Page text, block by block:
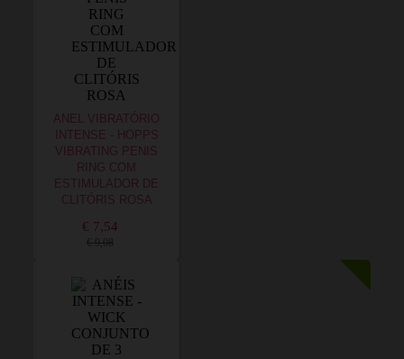
ANEL VIBRATÓRIO
INTENSE - HOPPS
VIBRATING PENIS
RING COM
ESTIMULADOR DE
CLITÓRIS ROSA
€ 7,54
€ 9,08